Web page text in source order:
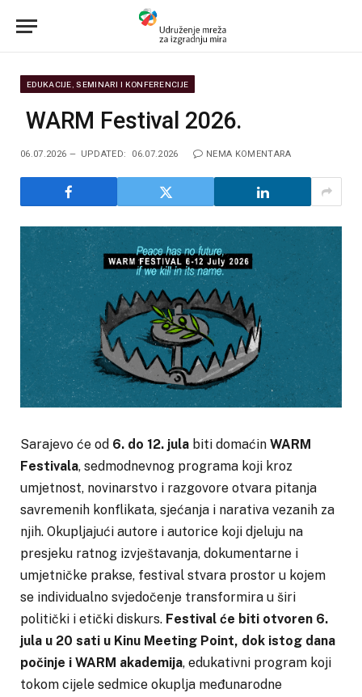
EDUKACIJE, SEMINARI I KONFERENCIJE
WARM Festival 2026.
06.07.2026 UPDATED: 06.07.2026 NEMA KOMENTARA
Sarajevo će od 6. do 12. jula biti domaćin WARM
Festivala, sedmodnevnog programa koji kroz
umjetnost, novinarstvo i razgovore otvara pitanja
savremenih konflikata, sjećanja i narativa vezanih za
njih. Okupljajući autore i autorice koji djeluju na
presjeku ratnog izvještavanja, dokumentarne i
umjetničke prakse, festival stvara prostor u kojem
se individualno svjedočenje transformira u širi
politički i etički diskurs. Festival će biti otvoren 6.
jula u 20 sati u Kinu Meeting Point, dok istog dana
počinje i WARM akademija, edukativni program koji
tokom cijele sedmice okuplja međunarodne